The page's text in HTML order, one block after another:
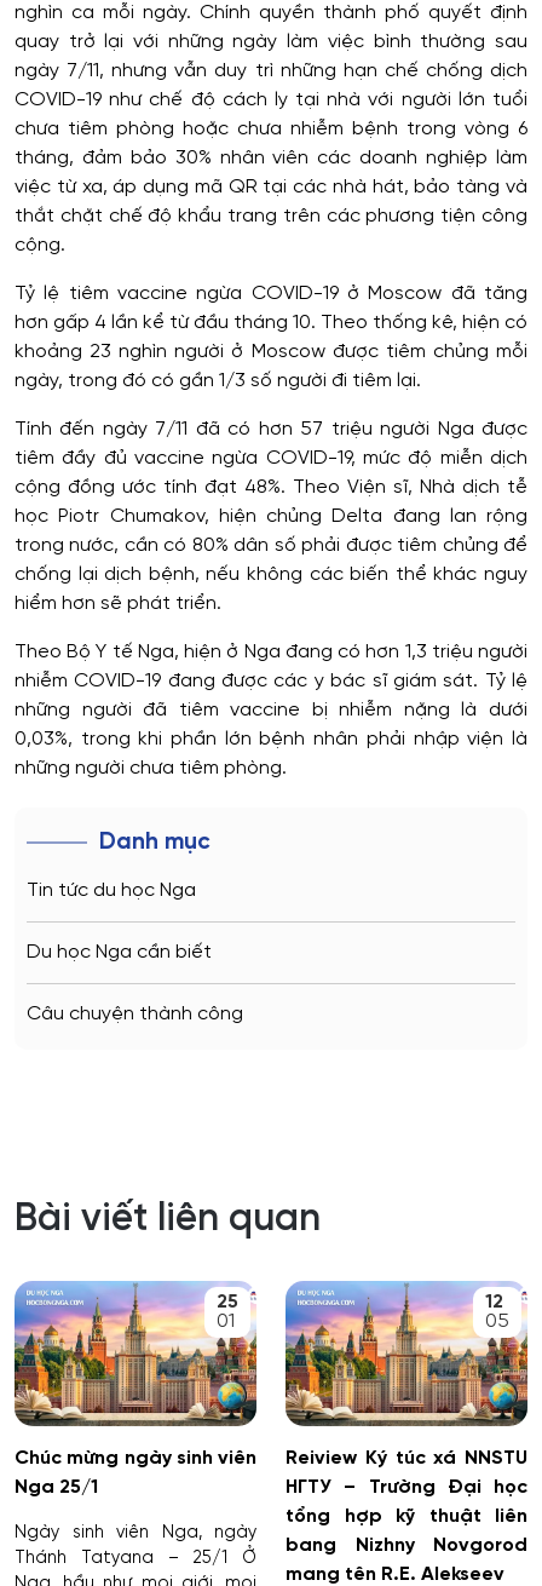
nghìn ca mỗi ngày. Chính quyền thành phố quyết định
quay trở lại với những ngày làm việc bình thường sau
ngày 7/11, nhưng vẫn duy trì những hạn chế chống dịch
COVID-19 như chế độ cách ly tại nhà với người lớn tuổi
chưa tiêm phòng hoặc chưa nhiễm bệnh trong vòng 6
tháng, đảm bảo 30% nhân viên các doanh nghiệp làm
việc từ xa, áp dụng mã QR tại các nhà hát, bảo tàng và
thắt chặt chế độ khẩu trang trên các phương tiện công
cộng.
Tỷ lệ tiêm vaccine ngừa COVID-19 ở Moscow đã tăng
hơn gấp 4 lần kể từ đầu tháng 10. Theo thống kê, hiện có
khoảng 23 nghìn người ở Moscow được tiêm chủng mỗi
ngày, trong đó có gần 1/3 số người đi tiêm lại.
Tính đến ngày 7/11 đã có hơn 57 triệu người Nga được
tiêm đầy đủ vaccine ngừa COVID-19, mức độ miễn dịch
cộng đồng ước tính đạt 48%. Theo Viện sĩ, Nhà dịch tễ
học Piotr Chumakov, hiện chủng Delta đang lan rộng
trong nước, cần có 80% dân số phải được tiêm chủng để
chống lại dịch bệnh, nếu không các biến thể khác nguy
hiểm hơn sẽ phát triển.
Theo Bộ Y tế Nga, hiện ở Nga đang có hơn 1,3 triệu người
nhiễm COVID-19 đang được các y bác sĩ giám sát. Tỷ lệ
những người đã tiêm vaccine bị nhiễm nặng là dưới
0,03%, trong khi phần lớn bệnh nhân phải nhập viện là
những người chưa tiêm phòng.
Danh mục
Tin tức du học Nga
Du học Nga cần biết
Câu chuyện thành công
Bài viết liên quan
25
01
Chúc mừng ngày sinh viên
Nga 25/1
Ngày sinh viên Nga, ngày
Thánh Tatyana – 25/1 Ở
12
05
Reiview Ký túc xá NNSTU
НГТУ – Trường Đại học
tổng hợp kỹ thuật liên
bang Nizhny Novgorod
mang tên R.E. Alekseev